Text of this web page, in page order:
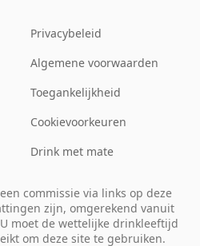
Privacybeleid
Algemene voorwaarden
Toegankelijkheid
Cookievoorkeuren
Drink met mate
commissie via links op deze
zijn, omgerekend vanuit
moet de wettelijke drinkleeftijd
om deze site te gebruiken.